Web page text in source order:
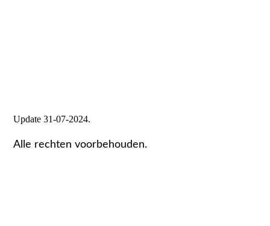
Update 31-07-2024.
Alle rechten voorbehouden.